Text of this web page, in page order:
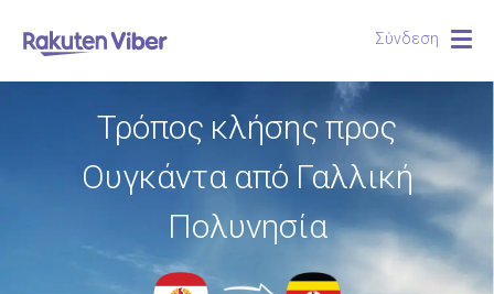
Σύνδεση
Τρόπος κλήσης προς
Ουγκάντα από Γαλλική
Πολυνησία